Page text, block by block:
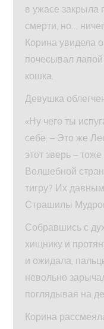
в ужасе закрыла
смерти, но…
Корина увидела
почесывал
кошка.
Девушка
«Ну чего ты
себе. – Это же
этот зверь –
Волшебной
тигру? Их
Страшилы
Собравшись с
хищнику и
и ожидала,
невольно
поглядывая на
Корина